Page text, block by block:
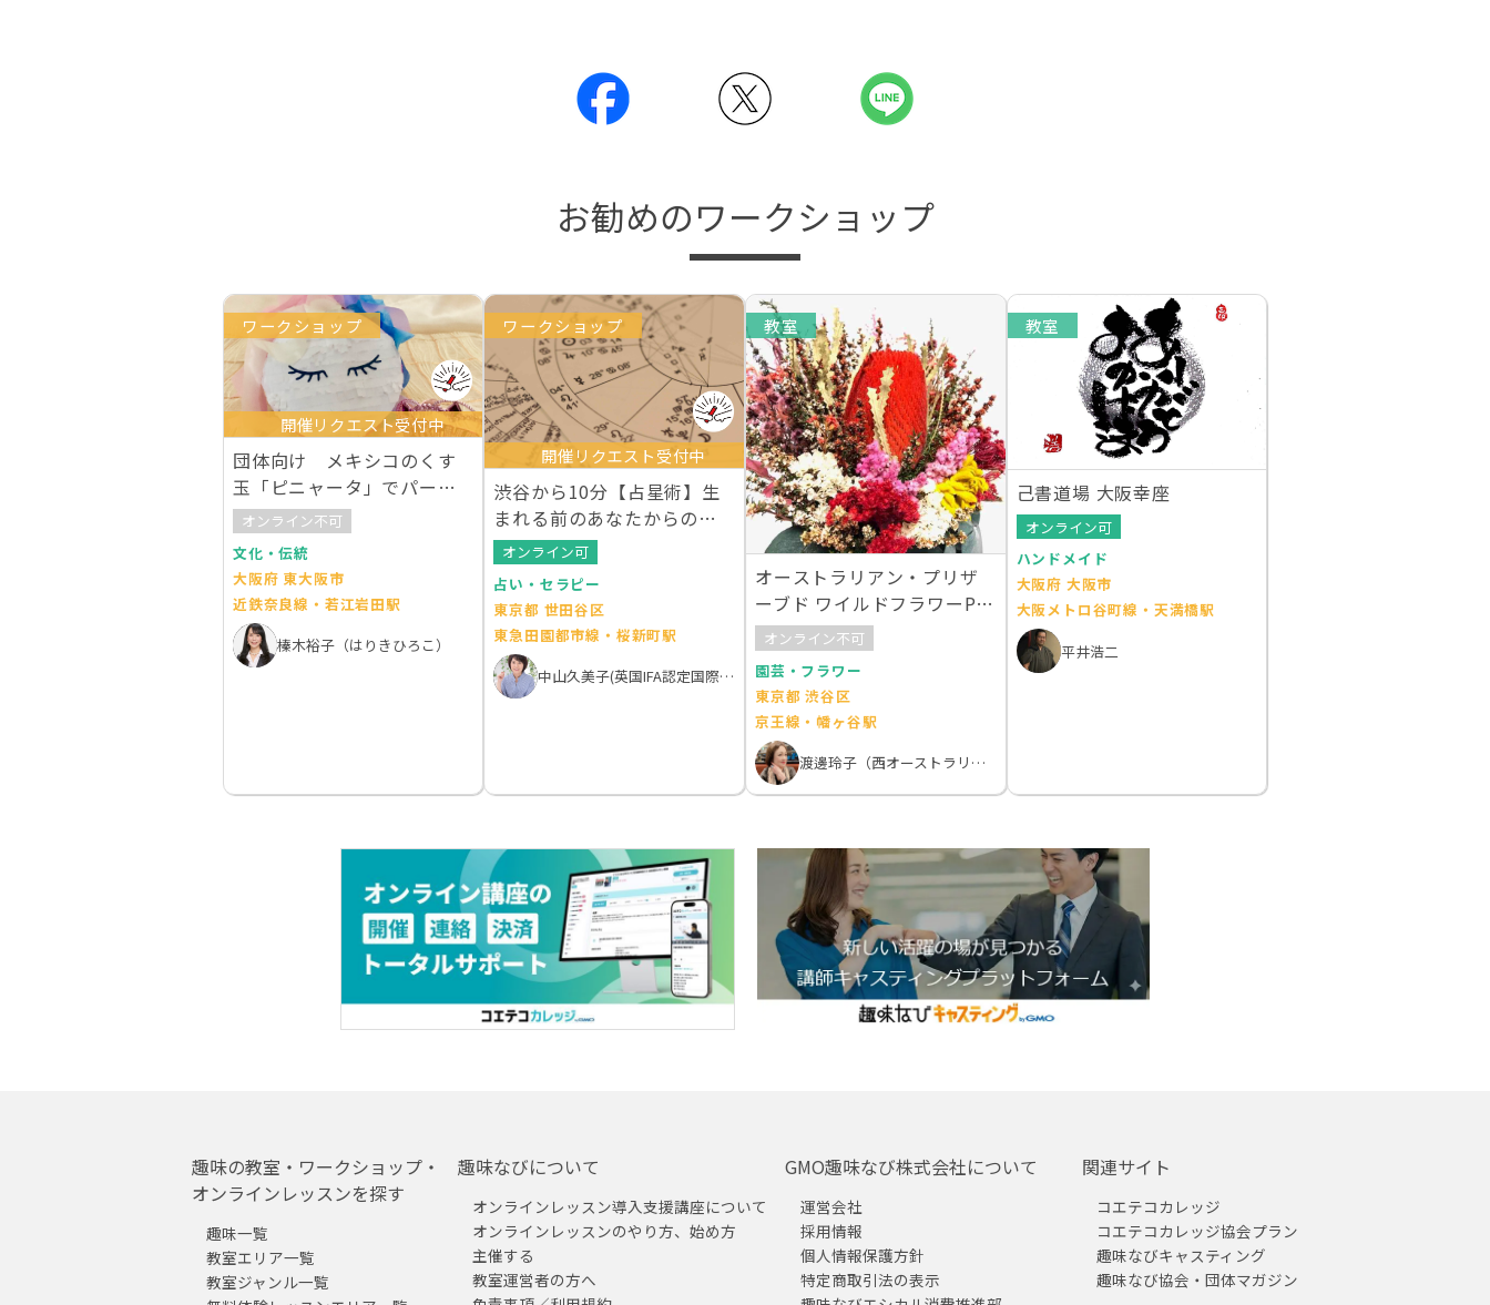
お勧めのワークショップ
ワークショップ
開催リクエスト受付中
団体向け メキシコのくす
玉「ピニャータ」でパーテ
ィー
オンライン不可
文化・伝統
大阪府 東大阪市
近鉄奈良線・若江岩田駅
榛木裕子（はりきひろこ）
ワークショップ
開催リクエスト受付中
渋谷から10分【占星術】生
まれる前のあなたからのメ
ッセージを聞く！
オンライン可
占い・セラピー
東京都 世田谷区
東急田園都市線・桜新町駅
中山久美子(英国IFA認定国際アロマテラピスト）
教室
オーストラリアン・プリザ
ーブド ワイルドフラワーPo
koオンライン不可
園芸・フラワー
東京都 渋谷区
京王線・幡ヶ谷駅
渡邊玲子（西オーストラリア州政府観光局公認ワイルドフラワースペシャリスト）
教室
己書道場 大阪幸座
オンライン可
ハンドメイド
大阪府 大阪市
大阪メトロ谷町線・天満橋駅
平井浩二
趣味の教室・ワークショップ・
オンラインレッスンを探す
趣味一覧
教室エリア一覧
教室ジャンル一覧
趣味なびについて
オンラインレッスン導入支援講座について
オンラインレッスンのやり方、始め方
主催する
教室運営者の方へ
GMO趣味なび株式会社について
運営会社
採用情報
個人情報保護方針
特定商取引法の表示
関連サイト
コエテコカレッジ
コエテコカレッジ協会プラン
趣味なびキャスティング
趣味なび協会・団体マガジン